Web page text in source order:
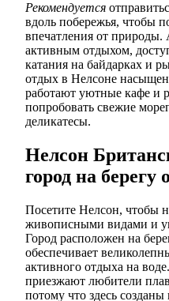
Рекомендуется
вдоль побережья, чтобы
впечатления от природы.
активным отдыхом,
катания на байдарках и
отдых в Нелсоне
работают уютные кафе и
попробовать свежие
деликатесы.
Нелсон
город на берегу
Посетите Нелсон, чтобы
живописными видами и
Город расположен на
обеспечивает
активного отдыха на
приезжают любители
потому что здесь